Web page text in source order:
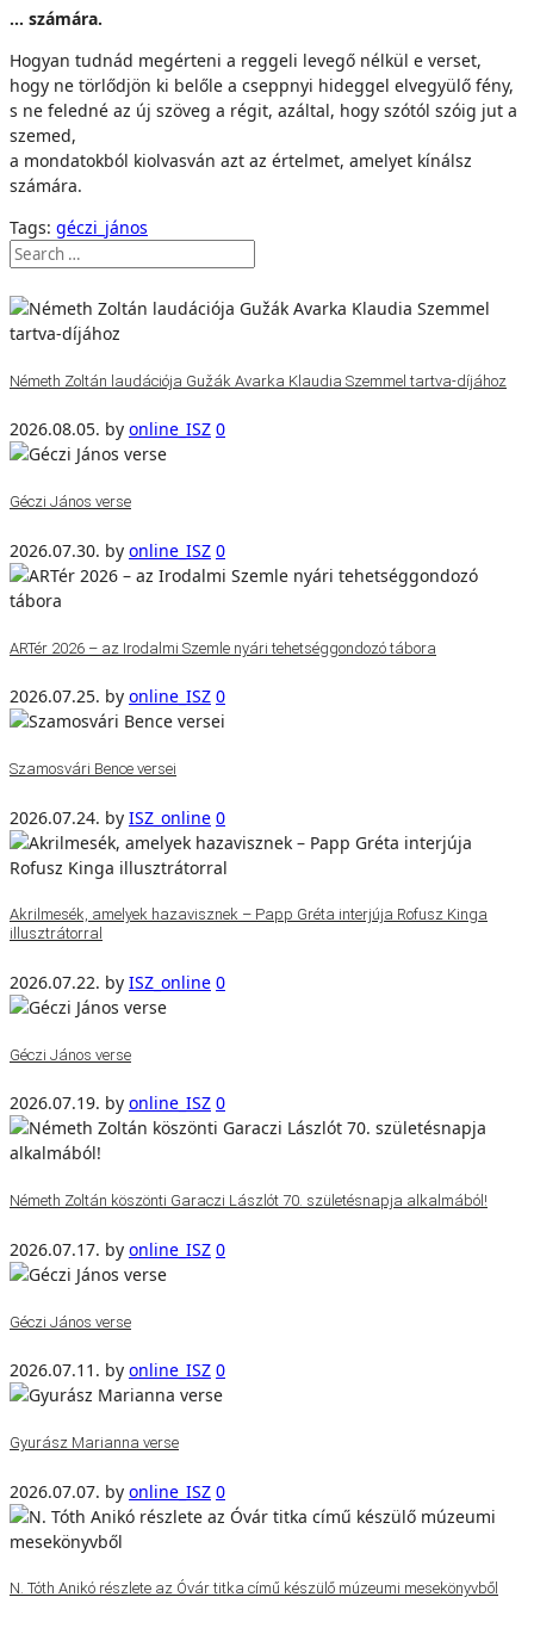
… számára.
Hogyan tudnád megérteni a reggeli levegő nélkül e verset,
hogy ne törlődjön ki belőle a cseppnyi hideggel elvegyülő fény,
s ne feledné az új szöveg a régit, azáltal, hogy szótól szóig jut a
szemed,
a mondatokból kiolvasván azt az értelmet, amelyet kínálsz
számára.
Tags: géczi_jános
Németh Zoltán laudációja Gužák Avarka Klaudia Szemmel tartva-díjához
2026.08.05. by online_ISZ 0
Géczi János verse
2026.07.30. by online_ISZ 0
ARTér 2026 – az Irodalmi Szemle nyári tehetséggondozó tábora
2026.07.25. by online_ISZ 0
Szamosvári Bence versei
2026.07.24. by ISZ_online 0
Akrilmesék, amelyek hazavisznek – Papp Gréta interjúja Rofusz Kinga
illusztrátorral
2026.07.22. by ISZ_online 0
Géczi János verse
2026.07.19. by online_ISZ 0
Németh Zoltán köszönti Garaczi Lászlót 70. születésnapja alkalmából!
2026.07.17. by online_ISZ 0
Géczi János verse
2026.07.11. by online_ISZ 0
Gyurász Marianna verse
2026.07.07. by online_ISZ 0
N. Tóth Anikó részlete az Óvár titka című készülő múzeumi mesekönyvből